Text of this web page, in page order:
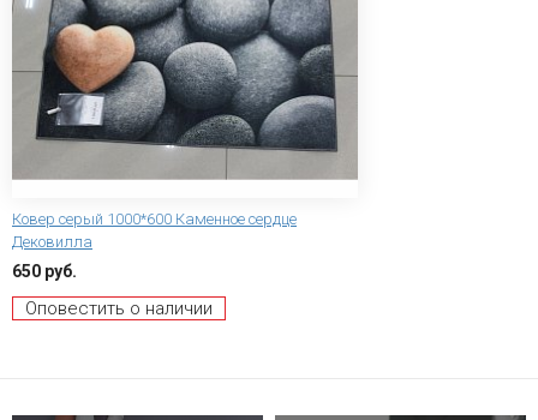
Ковер серый 1000*600 Каменное сердце
Дековилла
650 руб.
Оповестить о наличии